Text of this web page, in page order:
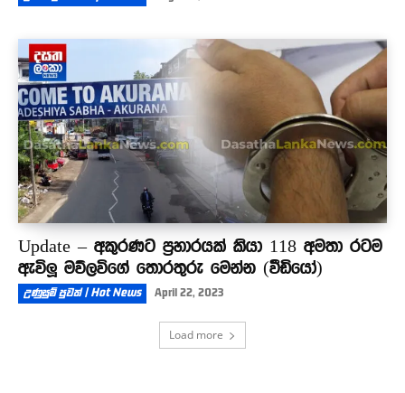
Update – අකුරණට ප්‍රහාරයක් කියා 118 අමතා රටම
ඇවිලූ මව්ලවිගේ තොරතුරු මෙන්න (වීඩියෝ)
උණුසුම් පුවත් | Hot News April 22, 2023
Load more